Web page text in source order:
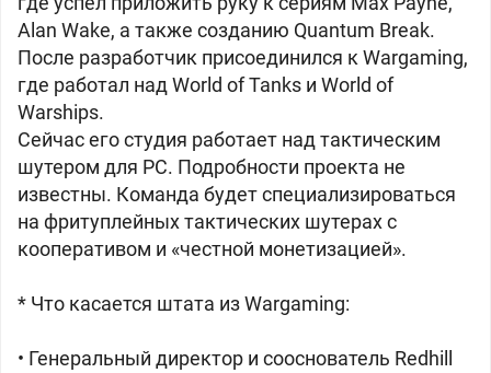
Alan Wake, а также созданию Quantum Break.
После разработчик присоединился к Wargaming,
где работал над World of Tanks и World of
Warships.
Сейчас его студия работает над тактическим
шутером для PC. Подробности проекта не
известны. Команда будет специализироваться
на фритуплейных тактических шутерах с
кооперативом и «честной монетизацией».
* Что касается штата из Wargaming:
• Генеральный директор и сооснователь Redhill